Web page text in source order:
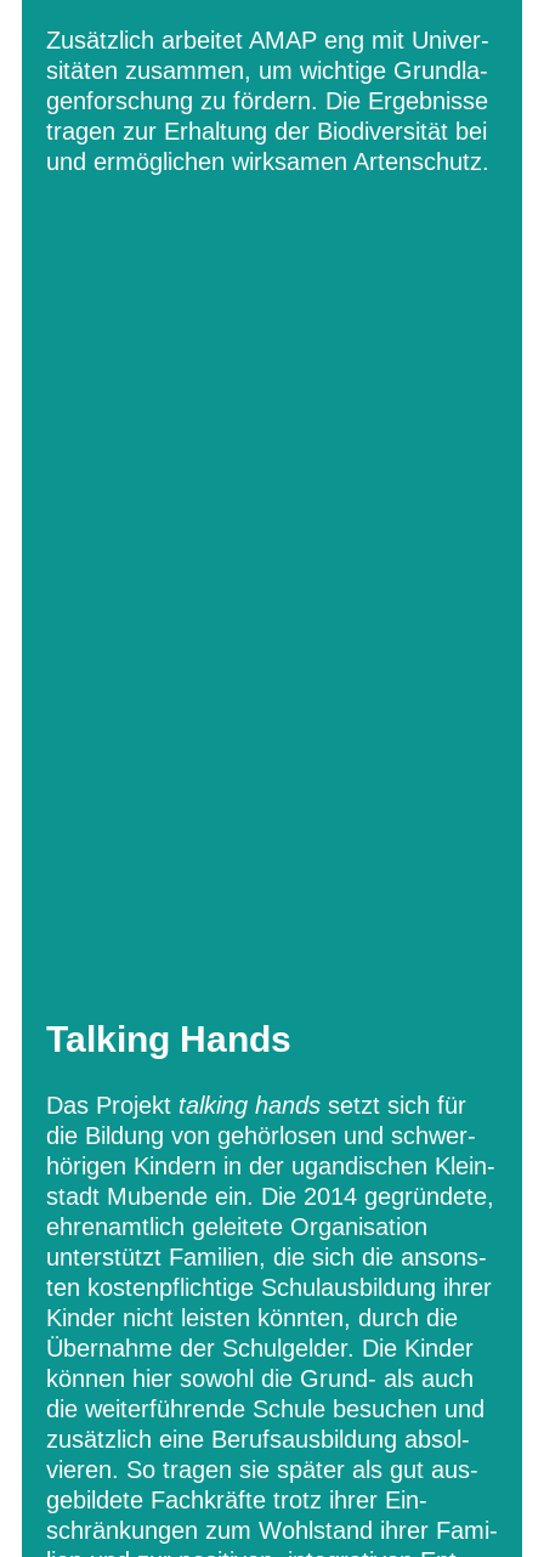
Zusätz­lich arbei­tet AMAP eng mit Uni­ver­
si­tä­ten zusam­men, um wich­tige Grund­la­
gen­for­schung zu för­dern. Die Ergeb­nisse
tra­gen zur Erhal­tung der Bio­di­ver­si­tät bei
und ermög­li­chen wirk­sa­men Artenschutz.
Talking Hands
Das Pro­jekt tal­king hands setzt sich für
die Bil­dung von gehör­lo­sen und schwer­
hö­ri­gen Kin­dern in der ugan­di­schen Klein­
stadt Mubende ein. Die 2014 gegrün­dete,
ehren­amt­lich gelei­tete Orga­ni­sa­tion
unter­stützt Fami­lien, die sich die ansons­
ten kos­ten­pflich­tige Schul­aus­bil­dung ihrer
Kin­der nicht leis­ten könn­ten, durch die
Über­nahme der Schul­gel­der. Die Kin­der
kön­nen hier sowohl die Grund- als auch
die wei­ter­füh­rende Schule besu­chen und
zusätz­lich eine Berufs­aus­bil­dung absol­
vie­ren. So tra­gen sie spä­ter als gut aus­
ge­bil­dete Fach­kräfte trotz ihrer Ein­
schrän­kun­gen zum Wohl­stand ihrer Fami­